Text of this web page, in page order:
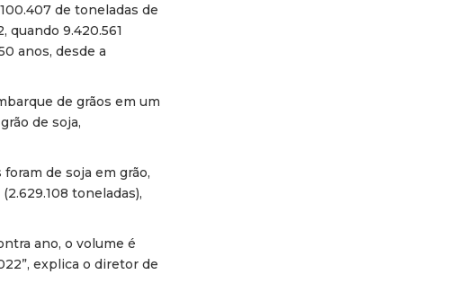
de toneladas de
quando 9.420.561
anos, desde a
de grãos em um
de soja,
de soja em grão,
toneladas),
ano, o volume é
explica o diretor de